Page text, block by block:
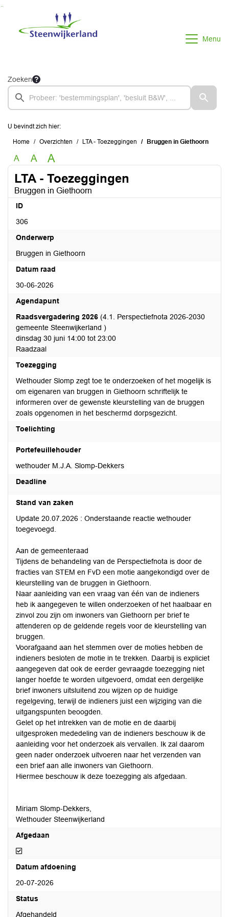
Ga naar de inhoud van deze pagina
Menu
Zoeken
U bevindt zich hier:
Home Overzichten LTA - Toezeggingen Bruggen in Giethoorn
A A A
LTA - Toezeggingen
Bruggen in Giethoorn
ID
306
Onderwerp
Bruggen in Giethoorn
Datum raad
30-06-2026
Agendapunt
Raadsvergadering 2026 (4.1. Perspectiefnota 2026-2030
gemeente Steenwijkerland )
dinsdag 30 juni 14:00 tot 23:00
Raadzaal
Toezegging
Wethouder Slomp zegt toe te onderzoeken of het mogelijk is
om eigenaren van bruggen in Giethoorn schriftelijk te
informeren over de gewenste kleurstelling van de bruggen
zoals opgenomen in het beschermd dorpsgezicht.
Toelichting
Portefeuillehouder
wethouder M.J.A. Slomp-Dekkers
Deadline
Stand van zaken
Update 20.07.2026 : Onderstaande reactie wethouder
toegevoegd.
Aan de gemeenteraad
Tijdens de behandeling van de Perspectiefnota is door de
fracties van STEM en FvD een motie aangekondigd over de
kleurstelling van de bruggen in Giethoorn.
Naar aanleiding van een vraag van één van de indieners
heb ik aangegeven te willen onderzoeken of het haalbaar en
zinvol zou zijn om inwoners van Giethoorn per brief te
attenderen op de geldende regels voor de kleurstelling van
bruggen.
Voorafgaand aan het stemmen over de moties hebben de
indieners besloten de motie in te trekken. Daarbij is expliciet
aangegeven dat ook de eerder gevraagde toezegging niet
langer hoefde te worden uitgevoerd, omdat een dergelijke
brief inwoners uitsluitend zou wijzen op de huidige
regelgeving, terwijl de indieners juist een wijziging van die
uitgangspunten beoogden.
Gelet op het intrekken van de motie en de daarbij
uitgesproken mededeling van de indieners beschouw ik de
aanleiding voor het onderzoek als vervallen. Ik zal daarom
geen nader onderzoek uitvoeren naar het verzenden van
een brief aan alle inwoners van Giethoorn.
Hiermee beschouw ik deze toezegging als afgedaan.
Miriam Slomp-Dekkers,
Wethouder Steenwijkerland
Afgedaan
Afgedaan
Datum afdoening
20-07-2026
Status
Afgehandeld